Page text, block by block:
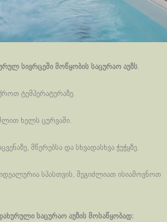
სივრცეში მოწყობის საცურაო აუზს.
ტემპერატურაზე.
ხელს ცურვაში.
მწერებსა და სხვადასხვა ჭუჭყზე.
სპასთვის, შეგიძლიათ ისიამოვნოთ
საცურაო აუზის მოსაწყობად: